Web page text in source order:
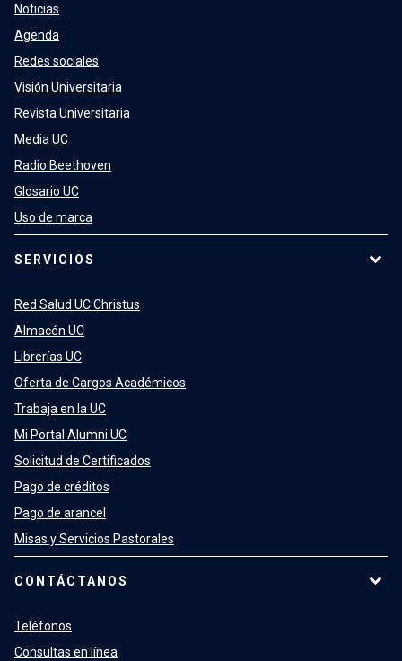
Noticias
Agenda
Redes sociales
Visión Universitaria
Revista Universitaria
Media UC
Radio Beethoven
Glosario UC
Uso de marca
SERVICIOS
Red Salud UC Christus
Almacén UC
Librerías UC
Oferta de Cargos Académicos
Trabaja en la UC
Mi Portal Alumni UC
Solicitud de Certificados
Pago de créditos
Pago de arancel
Misas y Servicios Pastorales
CONTÁCTANOS
Teléfonos
Consultas en línea